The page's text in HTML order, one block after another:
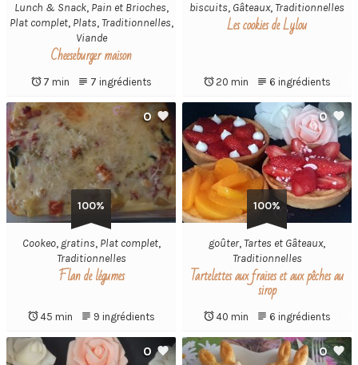
Lunch & Snack, Pain et Brioches,
Plat complet, Plats,Traditionnelles,
Viande
Cheeseburger maison
7 min 7 ingrédients
biscuits, Gâteaux,Traditionnelles
Les cookies de Lylou
20 min 6 ingrédients
100%
0
Cookeo, gratins, Plat complet,
Traditionnelles
Flan de légumes
45 min 9 ingrédients
100%
0
goûter,Tartes et Gâteaux,
Traditionnelles
Tartelettes aux fraises et aux pêches au
sirop
40 min 6 ingrédients
0 0